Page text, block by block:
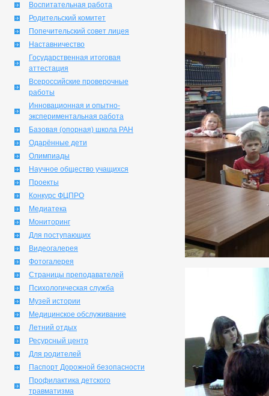
Воспитательная работа
Родительский комитет
Попечительский совет лицея
Наставничество
Государственная итоговая
аттестация
Всероссийские проверочные
работы
Инновационная и опытно-
экспериментальная работа
Базовая (опорная) школа РАН
Одарённые дети
Олимпиады
Научное общество учащихся
Проекты
Конкурс ФЦПРО
Медиатека
Мониторинг
Для поступающих
Видеогалерея
Фотогалерея
Страницы преподавателей
Психологическая служба
Музей истории
Медицинское обслуживание
Летний отдых
Ресурсный центр
Для родителей
Паспорт Дорожной безопасности
Профилактика детского
травматизма